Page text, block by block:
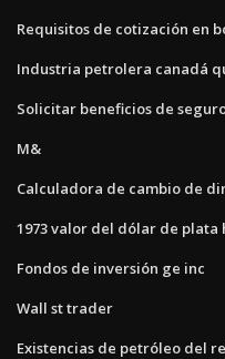
Requisitos de cotización en
Industria petrolera canadá
Solicitar beneficios de
M&
Calculadora de cambio de
1973 valor del dólar de plata
Fondos de inversión ge inc
Wall st trader
Existencias de petróleo del